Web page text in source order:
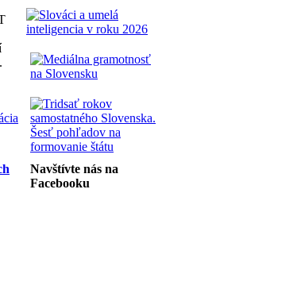
Navštívte nás na
Facebooku